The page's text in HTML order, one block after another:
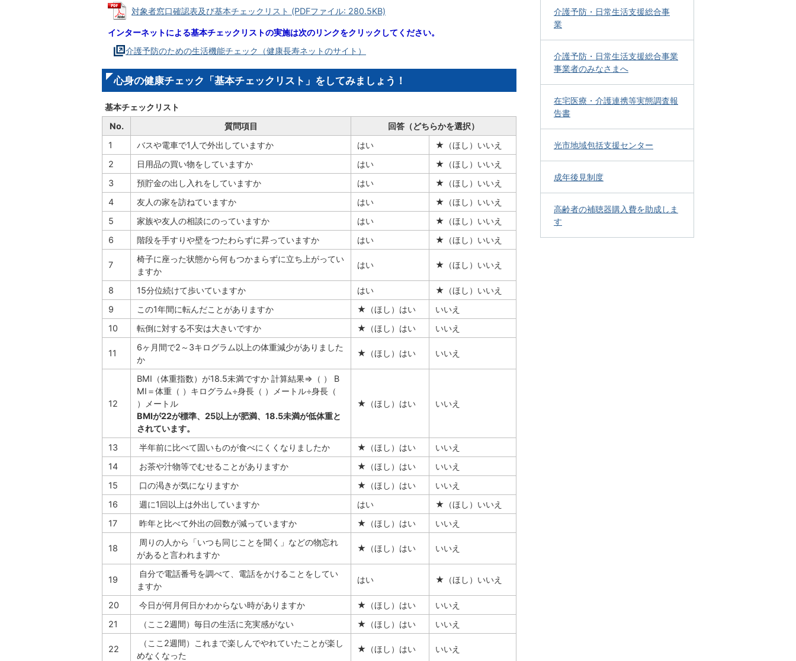
対象者窓口確認表及び基本チェックリスト (PDFファイル: 280.5KB)
インターネットによる基本チェックリストの実施は次のリンクをクリックしてください。
介護予防のための生活機能チェック（健康長寿ネットのサイト）
心身の健康チェック「基本チェックリスト」をしてみましょう！
基本チェックリスト
No.
質問項目
回答（どちらかを選択）
1
バスや電車で1人で外出していますか はい
★（ほし）いいえ
2
日用品の買い物をしていますか はい
★（ほし）いいえ
3
預貯金の出し入れをしていますか はい
★（ほし）いいえ
4
友人の家を訪ねていますか はい
★（ほし）いいえ
5
家族や友人の相談にのっていますか はい
★（ほし）いいえ
6
階段を手すりや壁をつたわらずに昇っていますか はい ★（ほし）いいえ
7
椅子に座った状態から何もつかまらずに立ち上がってい
ますか
はい ★（ほし）いいえ
8 15分位続けて歩いていますか はい
★（ほし）いいえ
9
この1年間に転んだことがありますか ★（ほし）はい
いいえ
10
転倒に対する不安は大きいですか ★（ほし）はい いいえ
11
6ヶ月間で2～3キログラム以上の体重減少がありました
か
★（ほし）はい いいえ
12
BMI（体重指数）が18.5未満ですか 計算結果⇒（ ） B
MI＝体重（ ）キログラム÷身長（ ）メートル÷身長（
）メートル
BMIが22が標準、25以上が肥満、18.5未満が低体重と
されています。
★（ほし）はい いいえ
13 半年前に比べて固いものが食べにくくなりましたか ★（ほし）はい
いいえ
14
お茶や汁物等でむせることがありますか ★（ほし）はい
いいえ
15
口の渇きが気になりますか ★（ほし）はい
いいえ
16
週に1回以上は外出していますか はい
★（ほし）いいえ
17
昨年と比べて外出の回数が減っていますか ★（ほし）はい いいえ
18
周りの人から「いつも同じことを聞く」などの物忘れ
があると言われますか
★（ほし）はい いいえ
19
自分で電話番号を調べて、電話をかけることをしてい
ますか
はい ★（ほし）いいえ
20 今日が何月何日かわからない時がありますか ★（ほし）はい
いいえ
21
（ここ2週間）毎日の生活に充実感がない ★（ほし）はい いいえ
22
（ここ2週間）これまで楽しんでやれていたことが楽し
めなくなった
★（ほし）はい いいえ
介護予防・日常生活支援総合事
業
介護予防・日常生活支援総合事業
事業者のみなさまへ
在宅医療・介護連携等実態調査報
告書
光市地域包括支援センター
成年後見制度
高齢者の補聴器購入費を助成しま
す